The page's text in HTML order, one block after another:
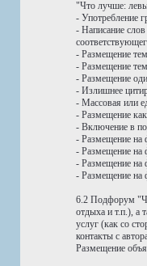
"Что лучше:
- Употребление
- Написание
- Размещение
- Размещение
- Размещение
- Излишнее
- Массовая или
- Размещение
- Включение в
- Размещение на
- Размещение на
- Размещение на
- Размещение на
6.2 Подфорум
отдыха и т.п.), а
услуг (как со
контакты с
Размещение